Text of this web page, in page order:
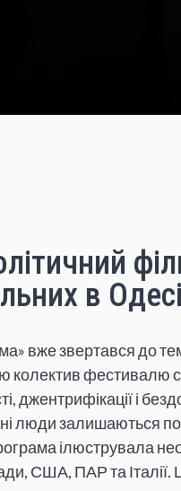
в Одесі
вже звертався до
колектив фестивалю
джентрифікації і
люди залишаються
ілюструвала
США, ПАР та Італії.